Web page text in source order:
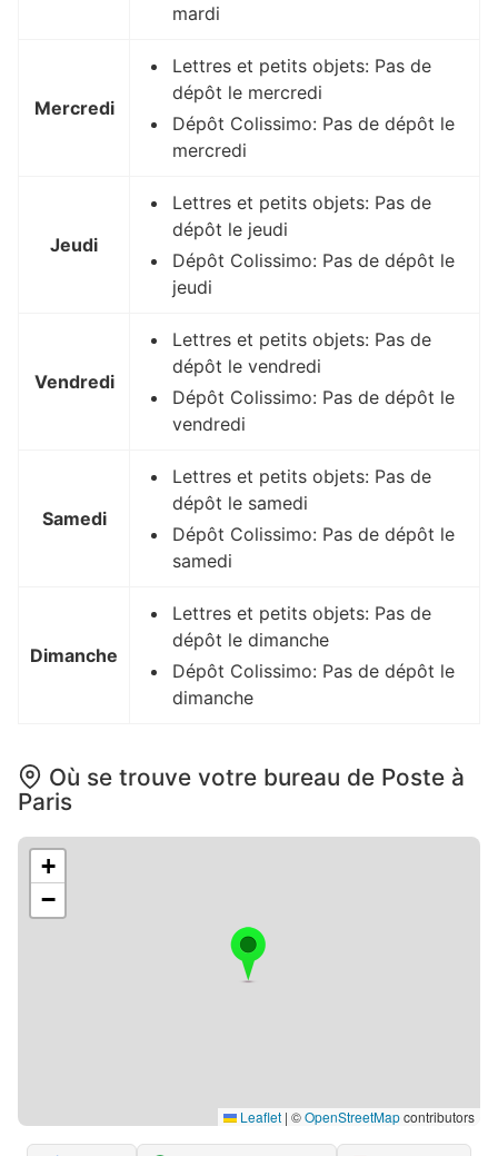
mardi
Mercredi
Lettres et petits objets: Pas de
dépôt le mercredi
Dépôt Colissimo: Pas de dépôt le
mercredi
Jeudi
Lettres et petits objets: Pas de
dépôt le jeudi
Dépôt Colissimo: Pas de dépôt le
jeudi
Vendredi
Lettres et petits objets: Pas de
dépôt le vendredi
Dépôt Colissimo: Pas de dépôt le
vendredi
Samedi
Lettres et petits objets: Pas de
dépôt le samedi
Dépôt Colissimo: Pas de dépôt le
samedi
Dimanche
Lettres et petits objets: Pas de
dépôt le dimanche
Dépôt Colissimo: Pas de dépôt le
dimanche
Où se trouve votre bureau de Poste à
Paris
+
−
Leaflet | ©OpenStreetMapcontributors